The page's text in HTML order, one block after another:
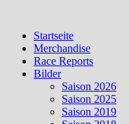
contentStartseite
Merchandise
Race Reports
Bilder
Saison 2026
Saison 2025
Saison 2019